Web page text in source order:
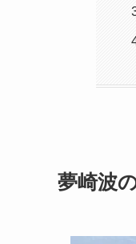
夢崎波